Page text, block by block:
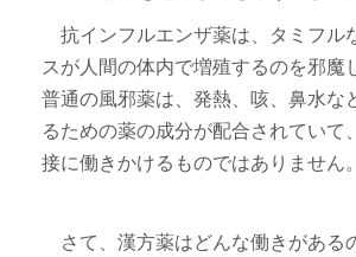
抗インフルエンザ薬は、タミフル
スが人間の体内で増殖するのを邪魔
普通の風邪薬は、発熱、咳、鼻水な
るための薬の成分が配合されていて
接に働きかけるものではありません。
さて、漢方薬はどんな働きがある